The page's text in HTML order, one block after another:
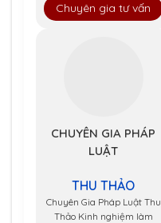
Chuyên gia tư vấn
CHUYÊN GIA PHÁP
LUẬT
THU THẢO
Chuyên Gia Pháp Luật Thu
Thảo Kinh nghiệm làm